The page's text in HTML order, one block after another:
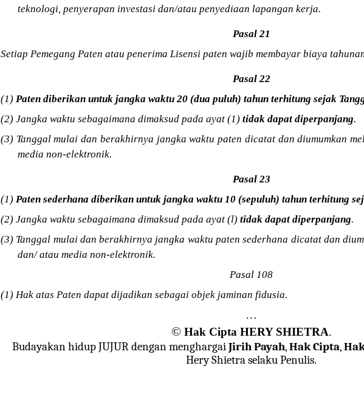
teknologi, penyerapan investasi dan/atau penyediaan lapangan kerja.
Pasal 21
Setiap Pemegang Paten atau penerima Lisensi paten wajib membayar biaya
Pasal 22
(1) Paten diberikan untuk jangka waktu 20 (dua puluh) tahun terhitung sejak
(2) Jangka waktu sebagaimana dimaksud pada ayat (1) tidak dapat diperpanjang.
(3) Tanggal mulai dan berakhirnya jangka waktu paten dicatat dan diumumkan
media non-elektronik.
Pasal 23
(1) Paten sederhana diberikan untuk jangka waktu 10 (sepuluh) tahun terhitung
(2) Jangka waktu sebagaimana dimaksud pada ayat (l) tidak dapat diperpanjang.
(3) Tanggal mulai dan berakhirnya jangka waktu paten sederhana dicatat dan
dan/ atau media non-elektronik.
Pasal 108
(1) Hak atas Paten dapat dijadikan sebagai objek jaminan fidusia.
…
© Hak Cipta HERY SHIETRA.
Budayakan hidup JUJUR dengan menghargaiJirih Payah,Hak Cipta,
Hery Shietra selaku Penulis.